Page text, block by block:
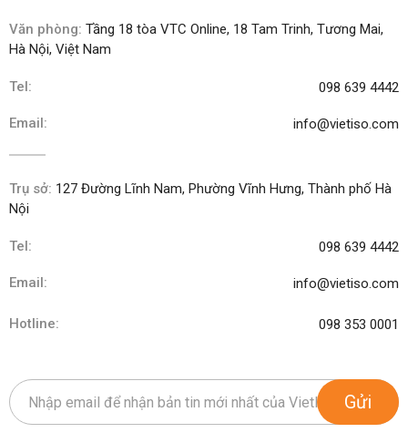
Văn phòng: Tầng 18 tòa VTC Online, 18 Tam Trinh, Tương Mai,
Hà Nội, Việt Nam
Tel: 098 639 4442
Email: info@vietiso.com
Trụ sở: 127 Đường Lĩnh Nam, Phường Vĩnh Hưng, Thành phố Hà
Nội
Tel: 098 639 4442
Email: info@vietiso.com
Hotline: 098 353 0001
Gửi